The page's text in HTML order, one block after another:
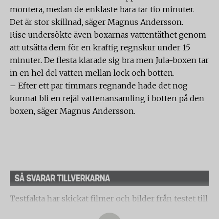
montera, medan de enklaste bara tar tio minuter.
Det är stor skillnad, säger Magnus Andersson.
Rise undersökte även boxarnas vattentäthet genom
att utsätta dem för en kraftig regnskur under 15
minuter. De flesta klarade sig bra men Jula-boxen tar
in en hel del vatten mellan lock och botten.
– Efter ett par timmars regnande hade det nog
kunnat bli en rejäl vattenansamling i botten på den
boxen, säger Magnus Andersson.
SÅ SVARAR TILLVERKARNA
Testfakta har skickat filmer och bilder från testet till
Jula och Mekonomen vars boxar inte klarar krocken